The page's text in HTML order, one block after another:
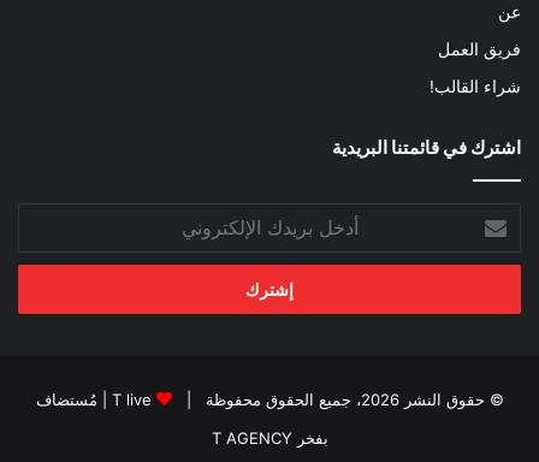
عن
فريق العمل
شراء القالب!
اشترك في قائمتنا البريدية
بريدك
الإلكتروني
© حقوق النشر 2026، جميع الحقوق محفوظة | T live | مُستضاف
بفخر T AGENCY